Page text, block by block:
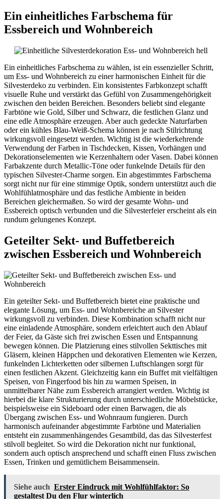
Ein einheitliches Farbschema für
Essbereich und Wohnbereich
Ein einheitliches Farbschema zu wählen, ist ein essenzieller Schritt,
um Ess- und Wohnbereich zu einer harmonischen Einheit für die
Silvesterdeko zu verbinden. Ein konsistentes Farbkonzept schafft
visuelle Ruhe und verstärkt das Gefühl von Zusammengehörigkeit
zwischen den beiden Bereichen. Besonders beliebt sind elegante
Farbtöne wie Gold, Silber und Schwarz, die festlichen Glanz und
eine edle Atmosphäre erzeugen. Aber auch gedeckte Naturfarben
oder ein kühles Blau-Weiß-Schema können je nach Stilrichtung
wirkungsvoll eingesetzt werden. Wichtig ist die wiederkehrende
Verwendung der Farben in Tischdecken, Kissen, Vorhängen und
Dekorationselementen wie Kerzenhaltern oder Vasen. Dabei können
Farbakzente durch Metallic-Töne oder funkelnde Details für den
typischen Silvester-Charme sorgen. Ein abgestimmtes Farbschema
sorgt nicht nur für eine stimmige Optik, sondern unterstützt auch die
Wohlfühlatmosphäre und das festliche Ambiente in beiden
Bereichen gleichermaßen. So wird der gesamte Wohn- und
Essbereich optisch verbunden und die Silvesterfeier erscheint als ein
rundum gelungenes Konzept.
Geteilter Sekt- und Buffetbereich
zwischen Essbereich und Wohnbereich
Ein geteilter Sekt- und Buffetbereich bietet eine praktische und
elegante Lösung, um Ess- und Wohnbereiche an Silvester
wirkungsvoll zu verbinden. Diese Kombination schafft nicht nur
eine einladende Atmosphäre, sondern erleichtert auch den Ablauf
der Feier, da Gäste sich frei zwischen Essen und Entspannung
bewegen können. Die Platzierung eines stilvollen Sekttisches mit
Gläsern, kleinen Häppchen und dekorativen Elementen wie Kerzen,
funkelnden Lichterketten oder silbernen Luftschlangen sorgt für
einen festlichen Akzent. Gleichzeitig kann ein Buffet mit vielfältigen
Speisen, von Fingerfood bis hin zu warmen Speisen, in
unmittelbarer Nähe zum Essbereich arrangiert werden. Wichtig ist
hierbei die klare Strukturierung durch unterschiedliche Möbelstücke,
beispielsweise ein Sideboard oder einen Barwagen, die als
Übergang zwischen Ess- und Wohnraum fungieren. Durch
harmonisch aufeinander abgestimmte Farbtöne und Materialien
entsteht ein zusammenhängendes Gesamtbild, das das Silvesterfest
stilvoll begleitet. So wird die Dekoration nicht nur funktional,
sondern auch optisch ansprechend und schafft einen Fluss zwischen
Essen, Trinken und gemütlichem Beisammensein.
Siehe auch Erster Eindruck mit Wohlfühlfaktor: So
gestaltest Du den Flur winterlich